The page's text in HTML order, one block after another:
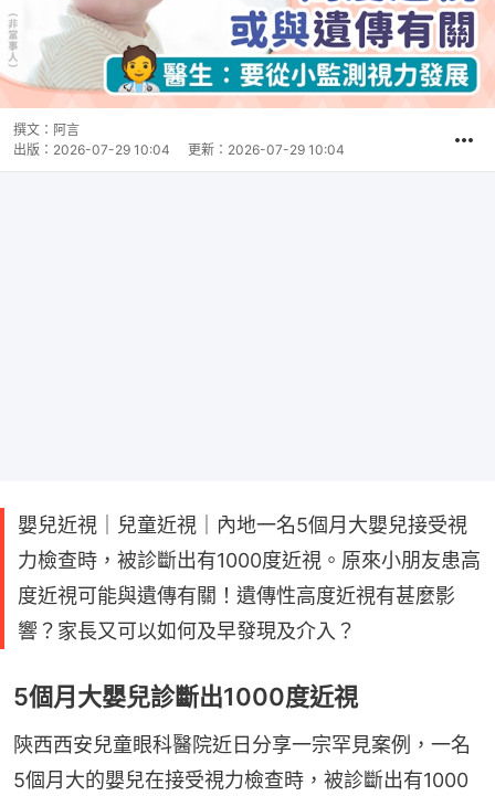
撰文： 阿言
出版： 2026-07-29 10:04 更新： 2026-07-29 10:04
嬰兒近視｜兒童近視｜內地一名5個月大嬰兒接受視
力檢查時，被診斷出有1000度近視。原來小朋友患高
度近視可能與遺傳有關！遺傳性高度近視有甚麼影
響？家長又可以如何及早發現及介入？
5個月大嬰兒診斷出1000度近視
陝西西安兒童眼科醫院近日分享一宗罕見案例，一名
5個月大的嬰兒在接受視力檢查時，被診斷出有1000